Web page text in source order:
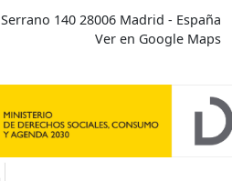
Serrano 140 28006 Madrid - España
Ver en Google Maps